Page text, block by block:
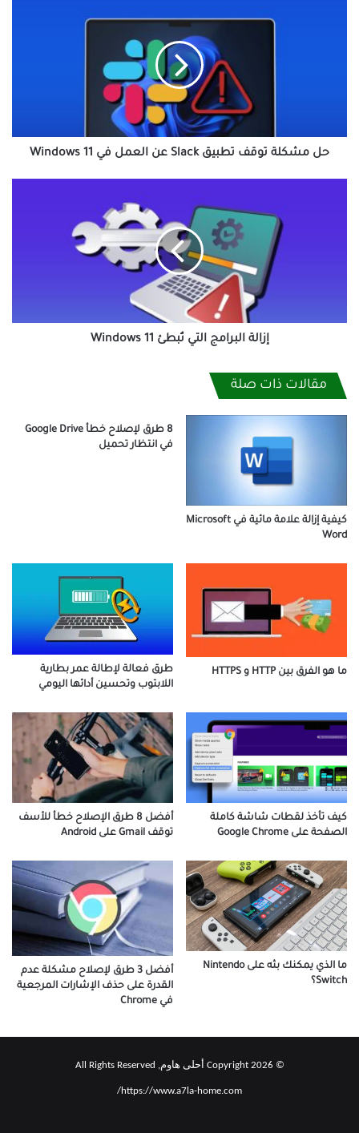
Windows
حل مشكلة توقف تطبيق Slack عن العمل في Windows 11
إزالة البرامج التي تُبطئ Windows 11
مقالات ذات صلة
كيفية إزالة علامة مائية في Microsoft
Word
8 طرق لإصلاح خطأ Google Drive
في انتظار تحميل
ما هو الفرق بين HTTP و HTTPS
طرق فعالة لإطالة عمر بطارية
اللابتوب وتحسين أدائها اليومي
كيف تأخذ لقطات شاشة كاملة
الصفحة على Google Chrome
أفضل 8 طرق الإصلاح خطأ للأسف
توقف Gmail على Android
ما الذي يمكنك بثه على Nintendo
Switch؟
أفضل 3 طرق لإصلاح مشكلة عدم
القدرة على حذف الإشارات المرجعية
في Chrome
© Copyright 2026 أحلى هاوم, All Rights Reserved
https://www.a7la-home.com/